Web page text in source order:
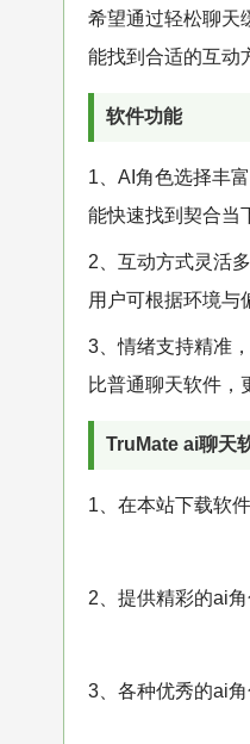
希望通过轻松聊天
能找到合适的互动
软件功能
1、AI角色选择丰
能快速找到契合当
2、互动方式灵活
用户可根据环境与
3、情绪支持精准
比普通聊天软件，
TruMate ai聊天
1、在本站下载软
2、提供精彩的ai
3、各种优秀的ai